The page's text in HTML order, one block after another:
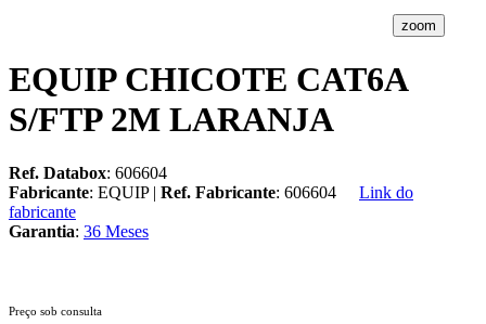
zoom
EQUIP CHICOTE CAT6A
S/FTP 2M LARANJA
Ref. Databox: 606604
Fabricante: EQUIP | Ref. Fabricante: 606604
Link do
fabricante
Garantia: 36 Meses
Preço sob consulta